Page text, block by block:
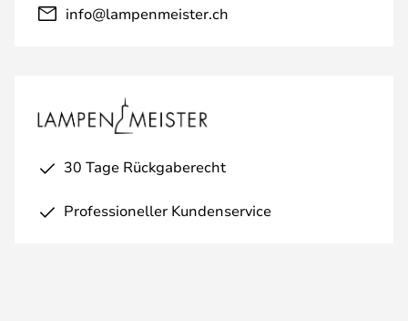
info@lampenmeister.ch
30 Tage Rückgaberecht
Professioneller Kundenservice